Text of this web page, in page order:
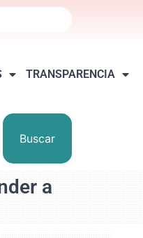
TRANSPARENCIA
Buscar
a